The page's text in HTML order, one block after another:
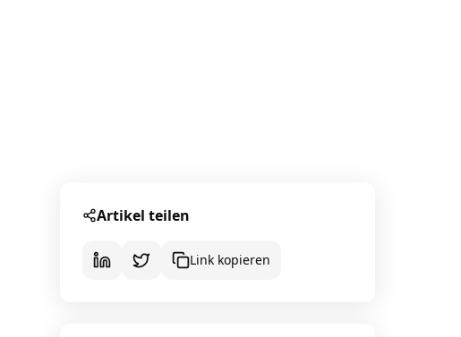
Artikel teilen
Link kopieren